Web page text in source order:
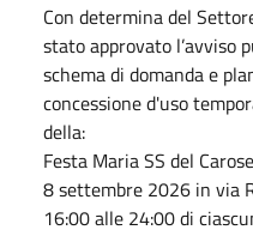
Con determina del
stato approvato l’avviso
schema di domanda e
concessione d'uso
della:
Festa Maria SS del
8 settembre 2026 in via
16:00 alle 24:00 di